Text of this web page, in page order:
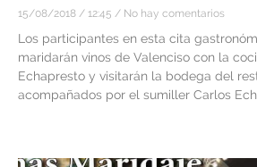
15/08/2018 12:45 No hay comentarios
Los participantes en esta cita
maridarán vinos de Valenciso con la
Echapresto y visitarán la bodega del
acompañados por el sumiller Carlos